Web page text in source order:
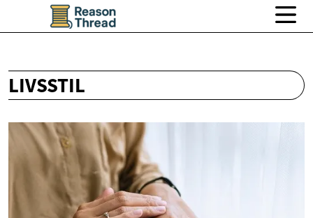
LIVSSTIL